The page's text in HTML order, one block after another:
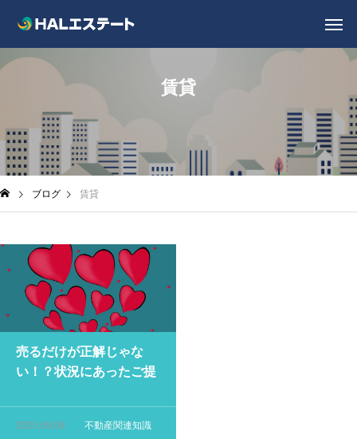
賃貸
ブログ 賃貸
売るだけが正解じゃな
い！？状況にあったご提
2025.09.08 不動産関連知識